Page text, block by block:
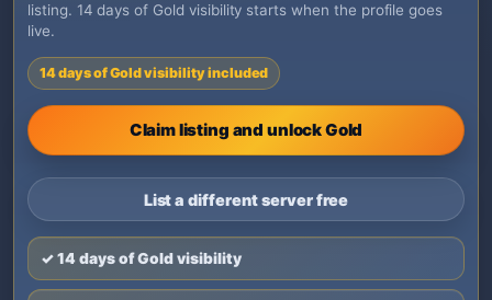
listing. 14 days of Gold visibility starts when the profile goes
live.
14 days of Gold visibility included
Claim listing and unlock Gold
List a different server free
✓ 14 days of Gold visibility